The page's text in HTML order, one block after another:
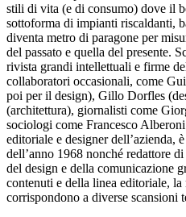
stili di vita (e di consumo) dove il
sottoforma di impianti riscaldanti,
diventa metro di paragone per
del passato e quella del presente.
rivista grandi intellettuali e firme
collaboratori occasionali, come
poi per il design), Gillo Dorfles
(architettura), giornalisti come
sociologi come Francesco
editoriale e designer dell’azienda,
dell’anno 1968 nonché redattore
del design e della comunicazione
contenuti e della linea editoriale,
corrispondono a diverse scansioni